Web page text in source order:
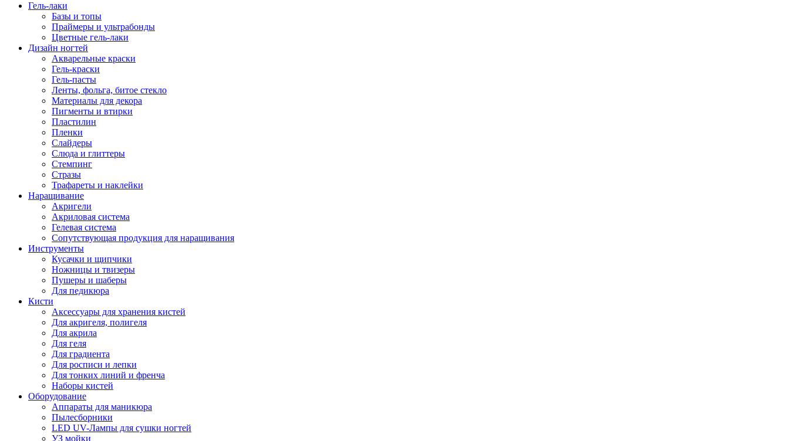
Гель-лаки
Базы и топы
Праймеры и ультрабонды
Цветные гель-лаки
Дизайн ногтей
Акварельные краски
Гель-краски
Гель-пасты
Ленты, фольга, битое стекло
Материалы для декора
Пигменты и втирки
Пластилин
Пленки
Слайдеры
Слюда и глиттеры
Стемпинг
Стразы
Трафареты и наклейки
Наращивание
Акригели
Акриловая система
Гелевая система
Сопутствующая продукция для наращивания
Инструменты
Кусачки и щипчики
Ножницы и твизеры
Пушеры и шаберы
Для педикюра
Кисти
Аксессуары для хранения кистей
Для акригеля, полигеля
Для акрила
Для геля
Для градиента
Для росписи и лепки
Для тонких линий и френча
Наборы кистей
Оборудование
Аппараты для маникюра
Пылесборники
LED UV-Лампы для сушки ногтей
УЗ мойки